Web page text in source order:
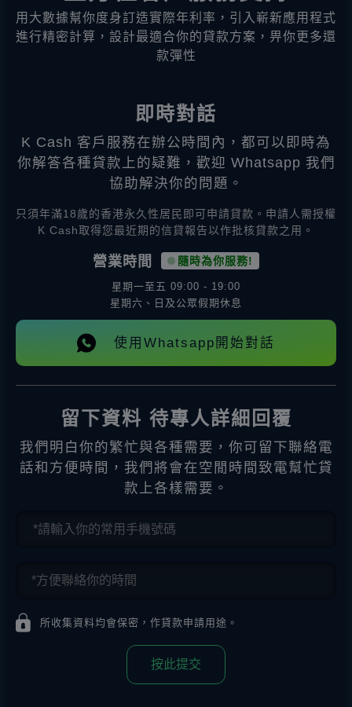
用大數據幫你度身訂造實際年利率，引入嶄新應用程式
進行精密計算，設計最適合你的貸款方案，畀你更多還
款彈性
即時對話
K Cash 客戶服務在辦公時間內，都可以即時為
你解答各種貸款上的疑難，歡迎 Whatsapp 我們
協助解決你的問題。
只須年滿18歲的香港永久性居民即可申請貸款。申請人需授權
K Cash取得您最近期的信貸報告以作批核貸款之用。
營業時間 隨時為你服務!
星期一至五 09:00 - 19:00
星期六、日及公眾假期休息
使用Whatsapp開始對話
留下資料 待專人詳細回覆
我們明白你的繁忙與各種需要，你可留下聯絡電
話和方便時間，我們將會在空閒時間致電幫忙貸
款上各樣需要。
所收集資料均會保密，作貸款申請用途。
按此提交